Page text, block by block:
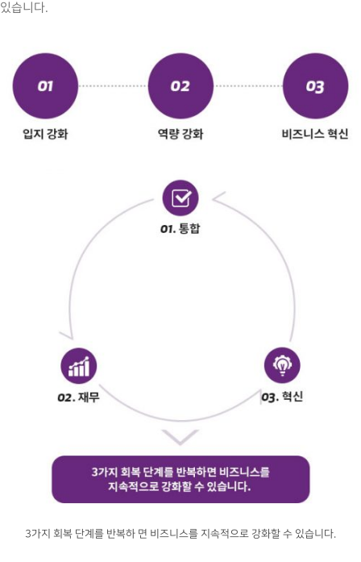
있습니다.
3가지 회복 단계를 반복하 면 비즈니스를 지속적으로 강화할 수 있습니다.